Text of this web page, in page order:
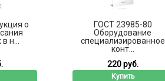
о
н...
ГОСТ 23985-80
Оборудование
специализированное
конт...
220 руб.
Купить